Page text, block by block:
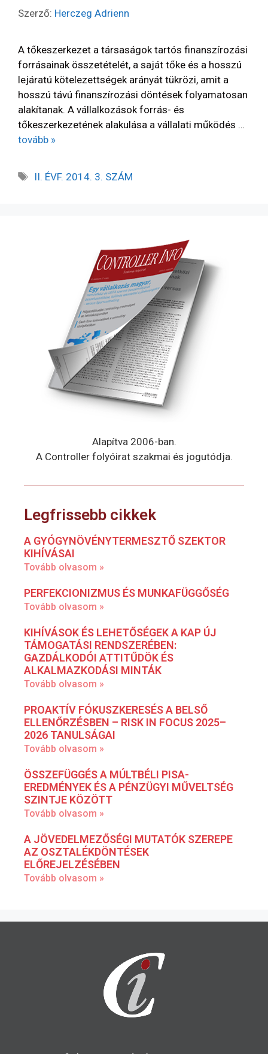
Szerző: Herczeg Adrienn
A tőkeszerkezet a társaságok tartós finanszírozási
forrásainak összetételét, a saját tőke és a hosszú
lejáratú kötelezettségek arányát tükrözi, amit a
hosszú távú finanszírozási döntések folyamatosan
alakítanak. A vállalkozások forrás- és
tőkeszerkezetének alakulása a vállalati működés …
tovább »
II. ÉVF. 2014. 3. SZÁM
Alapítva 2006-ban.
A Controller folyóirat szakmai és jogutódja.
Legfrissebb cikkek
A GYÓGYNÖVÉNYTERMESZTŐ SZEKTOR
KIHÍVÁSAI
Tovább olvasom »
PERFEKCIONIZMUS ÉS MUNKAFÜGGŐSÉG
Tovább olvasom »
KIHÍVÁSOK ÉS LEHETŐSÉGEK A KAP ÚJ
TÁMOGATÁSI RENDSZERÉBEN:
GAZDÁLKODÓI ATTITŰDÖK ÉS
ALKALMAZKODÁSI MINTÁK
Tovább olvasom »
PROAKTÍV FÓKUSZKERESÉS A BELSŐ
ELLENŐRZÉSBEN – RISK IN FOCUS 2025–
2026 TANULSÁGAI
Tovább olvasom »
ÖSSZEFÜGGÉS A MÚLTBÉLI PISA-
EREDMÉNYEK ÉS A PÉNZÜGYI MŰVELTSÉG
SZINTJE KÖZÖTT
Tovább olvasom »
A JÖVEDELMEZŐSÉGI MUTATÓK SZEREPE
AZ OSZTALÉKDÖNTÉSEK
ELŐREJELZÉSÉBEN
Tovább olvasom »